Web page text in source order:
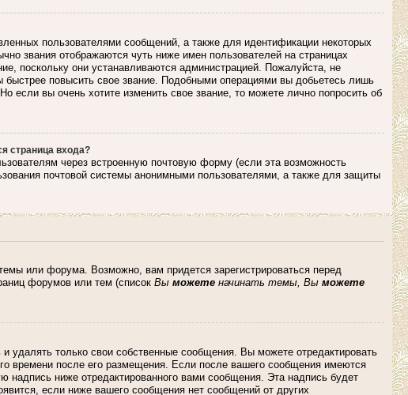
пользователями сообщений, а также для идентификации некоторых
звания отображаются чуть ниже имен пользователей на страницах
поскольку они устанавливаются администрацией. Пожалуйста, не
повысить свое звание. Подобными операциями вы добьетесь лишь
если вы очень хотите изменить свое звание, то можете лично попросить об
страница входа?
через встроенную почтовую форму (если эта возможность
почтовой системы анонимными пользователями, а также для защиты
или форума. Возможно, вам придется зарегистрироваться перед
форумов или тем (список Вы можете начинать темы, Вы можете
только свои собственные сообщения. Вы можете отредактировать
времени после его размещения. Если после вашего сообщения имеются
ниже отредактированного вами сообщения. Эта надпись будет
если ниже вашего сообщения нет сообщений от других